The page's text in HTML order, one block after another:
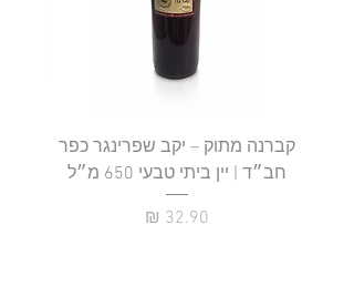
קברנה מתוק – יקב שפרינגר כפר
חב״ד | יין ביתי טבעי 650 מ״ל
מחיר